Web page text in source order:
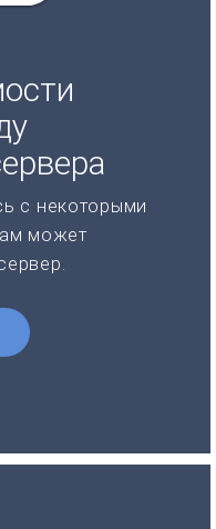
с некоторыми
может